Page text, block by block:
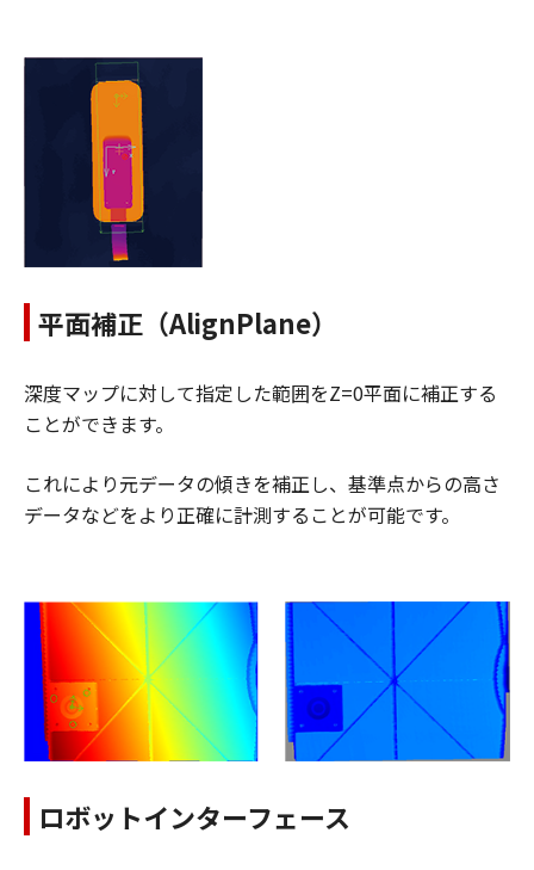
平面補正（AlignPlane）
深度マップに対して指定した範囲をZ=0平面に補正する
ことができます。
これにより元データの傾きを補正し、基準点からの高さ
データなどをより正確に計測することが可能です。
ロボットインターフェース